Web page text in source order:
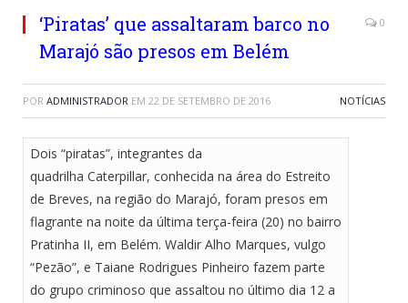
‘Piratas’ que assaltaram barco no
Marajó são presos em Belém
0
POR ADMINISTRADOR EM 22 DE SETEMBRO DE 2016 NOTÍCIAS
Dois “piratas”, integrantes da
quadrilha Caterpillar, conhecida na área do Estreito
de Breves, na região do Marajó, foram presos em
flagrante na noite da última terça-feira (20) no bairro
Pratinha II, em Belém. Waldir Alho Marques, vulgo
“Pezão”, e Taiane Rodrigues Pinheiro fazem parte
do grupo criminoso que assaltou no último dia 12 a